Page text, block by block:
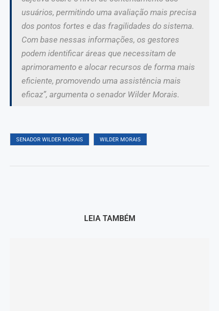
usuários, permitindo uma avaliação mais precisa
dos pontos fortes e das fragilidades do sistema.
Com base nessas informações, os gestores
podem identificar áreas que necessitam de
aprimoramento e alocar recursos de forma mais
eficiente, promovendo uma assistência mais
eficaz”, argumenta o senador Wilder Morais.
SENADOR WILDER MORAIS WILDER MORAIS
LEIA TAMBÉM